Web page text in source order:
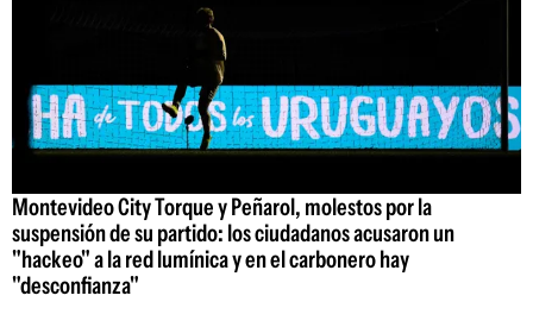
Montevideo City Torque y Peñarol, molestos por la
suspensión de su partido: los ciudadanos acusaron un
"hackeo" a la red lumínica y en el carbonero hay
"desconfianza"